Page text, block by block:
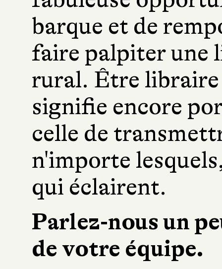
barque et de
faire palpiter une
rural. Être
signifie encore
celle de
n'importe
qui éclairent.
Parlez-nous un
de votre équipe.